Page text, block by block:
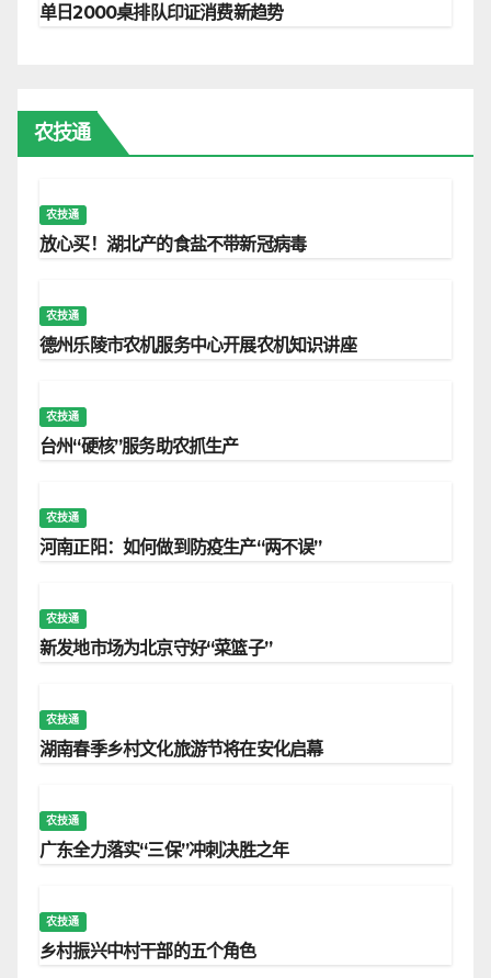
单日2000桌排队印证消费新趋势
农技通
农技通
放心买！湖北产的食盐不带新冠病毒
农技通
德州乐陵市农机服务中心开展农机知识讲座
农技通
台州“硬核”服务助农抓生产
农技通
河南正阳：如何做到防疫生产“两不误”
农技通
新发地市场为北京守好“菜篮子”
农技通
湖南春季乡村文化旅游节将在安化启幕
农技通
广东全力落实“三保”冲刺决胜之年
农技通
乡村振兴中村干部的五个角色